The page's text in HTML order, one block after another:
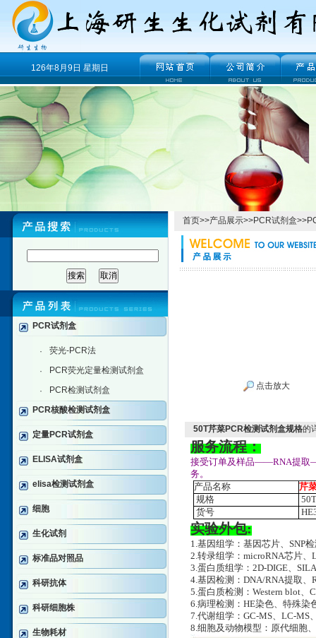
126年8月9日 星期日
PCR试剂盒
· 荧光-PCR法
· PCR荧光定量检测试剂盒
·
PCR检测试剂盒
PCR核酸检测试剂盒
定量PCR试剂盒
ELISA试剂盒
elisa检测试剂盒
细胞
生化试剂
标准品对照品
科研抗体
科研细胞株
生物耗材
首页>>产品展示>>PCR试剂盒>>
点击放大
50T芹菜PCR检测试剂盒规格的
服务流程：
接受订单及样品——RNA提
务。
产品名称
芹
规格
50T
货号
实验外包:
1.基因组学：基因芯片、SNP
2.转录组学：microRNA芯片、
3.蛋白质组学：2D-DIGE、
4.基因检测：DNA/RNA提取、
5.蛋白质检测：Western blot、
6.病理检测：HE染色、特殊染
7.代谢组学：GC-MS、LC-MS
8.细胞及动物模型：原代细胞